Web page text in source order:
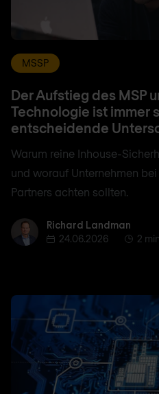
MSSP
Der Aufstieg des MSP
Technologie ist immer
entscheidende
Warum reine Inhouse-
und worauf Unternehmen
Partners achten sollten.
Richard Landman
Richard Landman
24.06.2026
2